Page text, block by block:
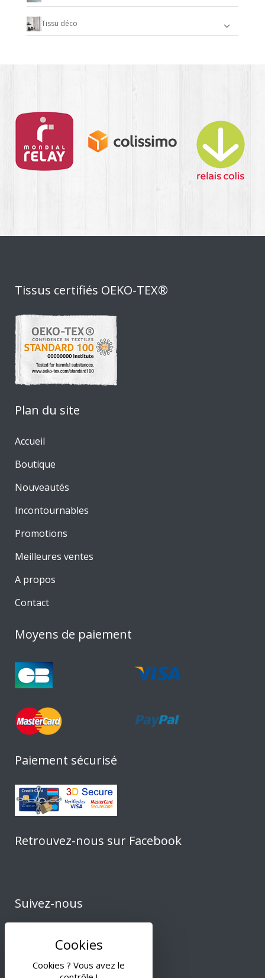
Cookies ? Vous avez le
Tissu déco
Tissus certifiés OEKO-TEX®
Plan du site
Accueil
Boutique
Nouveautés
Incontournables
Promotions
Meilleures ventes
A propos
Contact
Moyens de paiement
Paiement sécurisé
Retrouvez-nous sur Facebook
Suivez-nous